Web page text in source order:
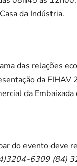
da Indústria.
das relações
da
da
do evento deve
6309 (84)